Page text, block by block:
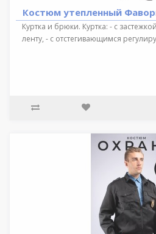
Костюм утепленный
Куртка и брюки. Куртка: - с
ленту, - с отстегивающимся